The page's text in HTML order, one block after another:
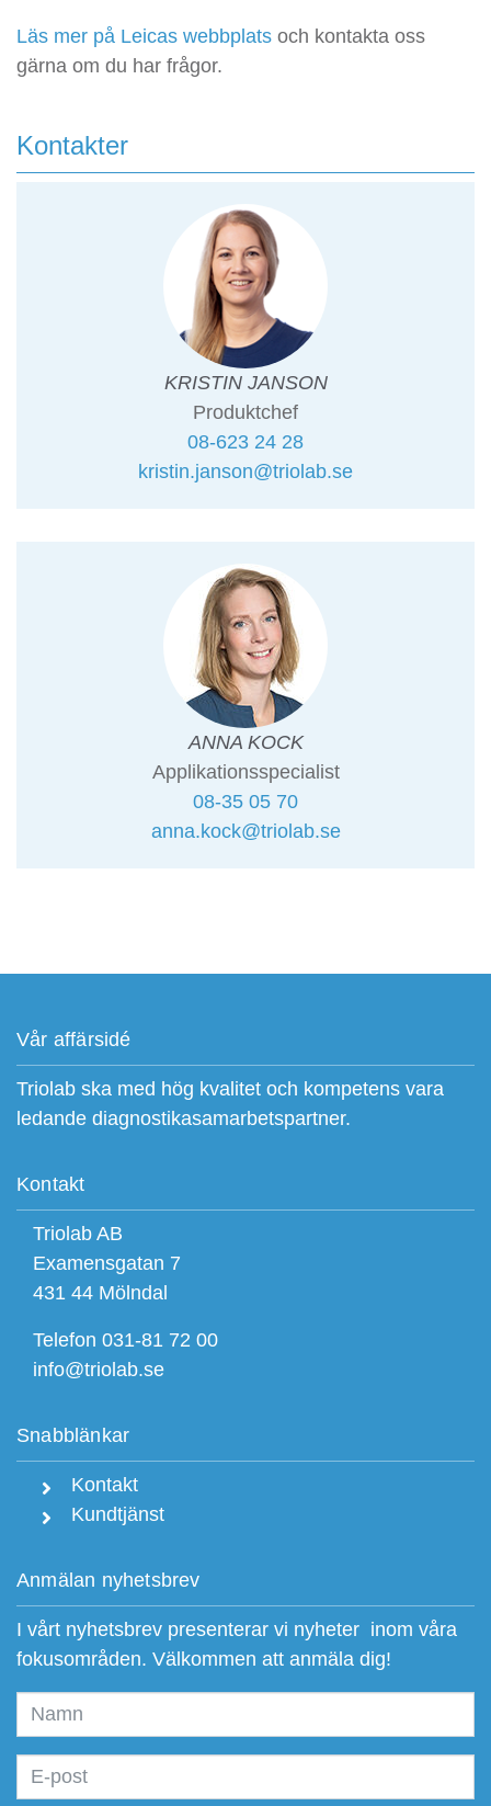
Läs mer på Leicas webbplats och kontakta oss
gärna om du har frågor.
Kontakter
KRISTIN JANSON
Produktchef
08-623 24 28
kristin.janson@triolab.se
ANNA KOCK
Applikationsspecialist
08-35 05 70
anna.kock@triolab.se
Vår affärsidé
Triolab ska med hög kvalitet och kompetens vara
ledande diagnostikasamarbetspartner.
Kontakt
Triolab AB
Examensgatan 7
431 44 Mölndal
Telefon 031-81 72 00
info@triolab.se
Snabblänkar
Kontakt
Kundtjänst
Anmälan nyhetsbrev
I vårt nyhetsbrev presenterar vi nyheter inom våra
fokusområden. Välkommen att anmäla dig!